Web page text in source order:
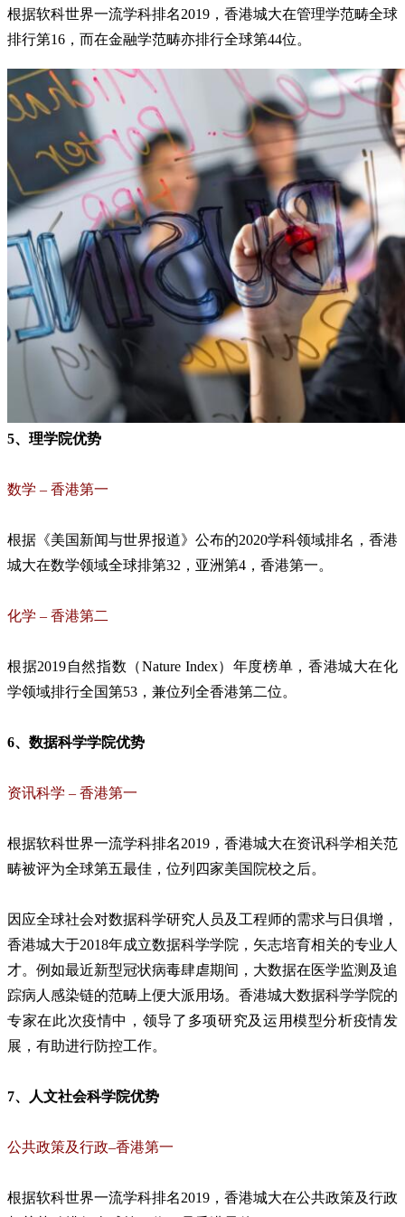
根据软科世界一流学科排名2019，香港城大在管理学范畴全球
排行第16，而在金融学范畴亦排行全球第44位。
5、理学院优势
数学 – 香港第一
根据《美国新闻与世界报道》公布的2020学科领域排名，香港
城大在数学领域全球排第32，亚洲第4，香港第一。
化学 – 香港第二
根据2019自然指数（Nature Index）年度榜单，香港城大在化
学领域排行全国第53，兼位列全香港第二位。
6、数据科学学院优势
资讯科学 – 香港第一
根据软科世界一流学科排名2019，香港城大在资讯科学相关范
畴被评为全球第五最佳，位列四家美国院校之后。
因应全球社会对数据科学研究人员及工程师的需求与日俱增，
香港城大于2018年成立数据科学学院，矢志培育相关的专业人
才。例如最近新型冠状病毒肆虐期间，大数据在医学监测及追
踪病人感染链的范畴上便大派用场。香港城大数据科学学院的
专家在此次疫情中，领导了多项研究及运用模型分析疫情发
展，有助进行防控工作。
7、人文社会科学院优势
公共政策及行政–香港第一
根据软科世界一流学科排名2019，香港城大在公共政策及行政